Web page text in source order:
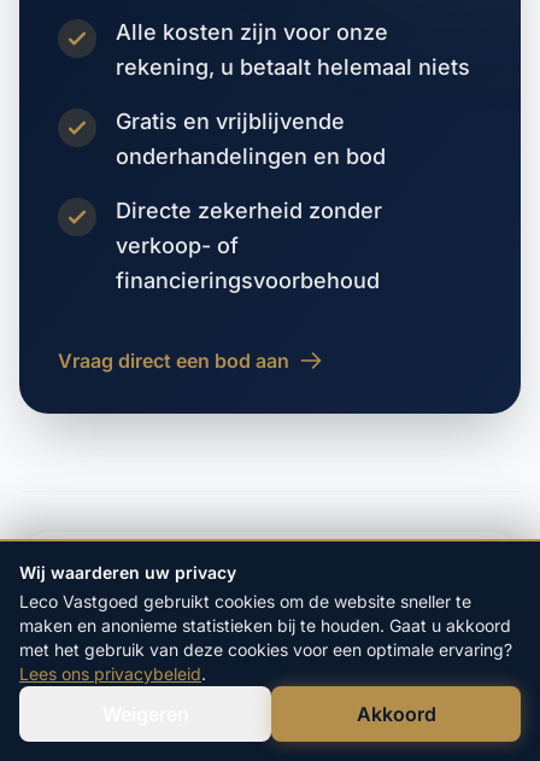
Alle kosten zijn voor onze
rekening, u betaalt helemaal niets
Gratis en vrijblijvende
onderhandelingen en bod
Directe zekerheid zonder
verkoop- of
financieringsvoorbehoud
Vraag direct een bod aan
Kleine Sluis
VOLGENDE WOONPLAATS
Kolhorn
Bel Ons Direct
Wij waarderen uw privacy
Leco Vastgoed gebruikt cookies om de website sneller te
maken en anonieme statistieken bij te houden. Gaat u akkoord
met het gebruik van deze cookies voor een optimale ervaring?
Lees ons privacybeleid.
Akkoord